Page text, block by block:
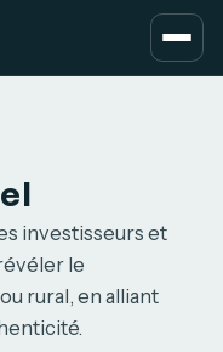
investisseurs et
le
rural, en alliant